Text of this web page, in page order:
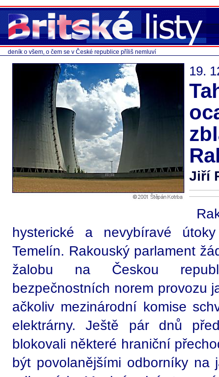
deník o všem, o čem se v České republice příliš nemluví
19.
Jiří
hysterické a nevybíravé
Temelín. Rakouský parlament
žalobu na Českou
bezpečnostních norem provozu
ačkoliv mezinárodní komise
elektrárny. Ještě pár dnů
blokovali některé hraniční
být povolanějšími odborníky na